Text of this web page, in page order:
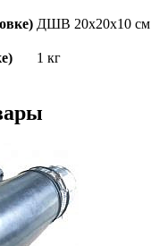
ДШВ 20х20х10 см
1 кг